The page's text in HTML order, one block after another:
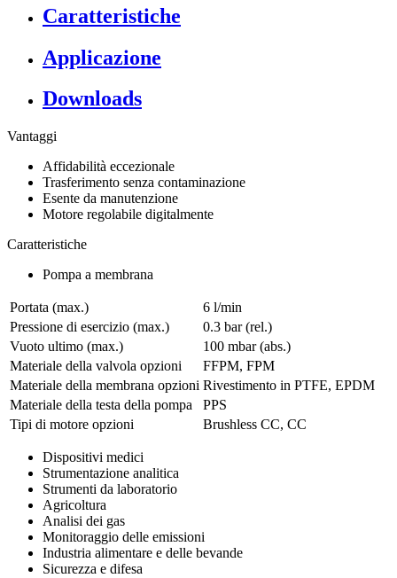
Caratteristiche
Applicazione
Downloads
Vantaggi
Affidabilità eccezionale
Trasferimento senza contaminazione
Esente da manutenzione
Motore regolabile digitalmente
Caratteristiche
Pompa a membrana
Portata (max.)
6 l/min
Pressione di esercizio (max.)
0.3 bar (rel.)
Vuoto ultimo (max.)
100 mbar (abs.)
Materiale della valvola opzioni
FFPM, FPM
Materiale della membrana opzioni Rivestimento in PTFE, EPDM
Materiale della testa della pompa
PPS
Tipi di motore opzioni
Brushless CC, CC
Dispositivi medici
Strumentazione analitica
Strumenti da laboratorio
Agricoltura
Analisi dei gas
Monitoraggio delle emissioni
Industria alimentare e delle bevande
Sicurezza e difesa